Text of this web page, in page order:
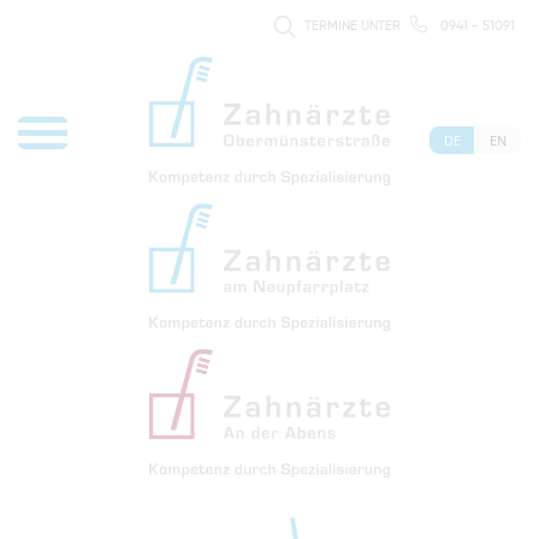
TERMINE UNTER 0941 - 51091
DE EN